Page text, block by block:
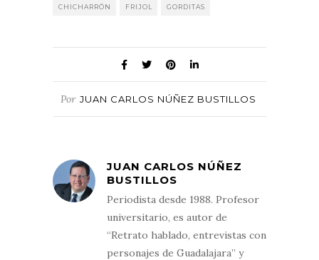
CHICHARRÓN FRIJOL GORDITAS
Por JUAN CARLOS NÚÑEZ BUSTILLOS
JUAN CARLOS NÚÑEZ
BUSTILLOS
Periodista desde 1988. Profesor
universitario, es autor de
“Retrato hablado, entrevistas con
personajes de Guadalajara” y